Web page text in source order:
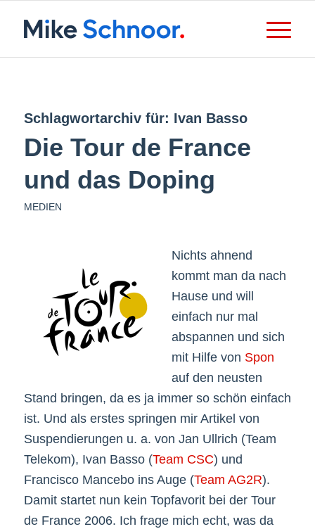
Schlagwortarchiv für: Ivan Basso
Die Tour de France
und das Doping
MEDIEN
Nichts ahnend
kommt man da nach
Hause und will
einfach nur mal
abspannen und sich
mit Hilfe von Spon
auf den neusten
Stand bringen, da es ja immer so schön einfach
ist. Und als erstes springen mir Artikel von
Suspendierungen u. a. von Jan Ullrich (Team
Telekom), Ivan Basso (Team CSC) und
Francisco Mancebo ins Auge (Team AG2R).
Damit startet nun kein Topfavorit bei der Tour
de France 2006. Ich frage mich echt, was da